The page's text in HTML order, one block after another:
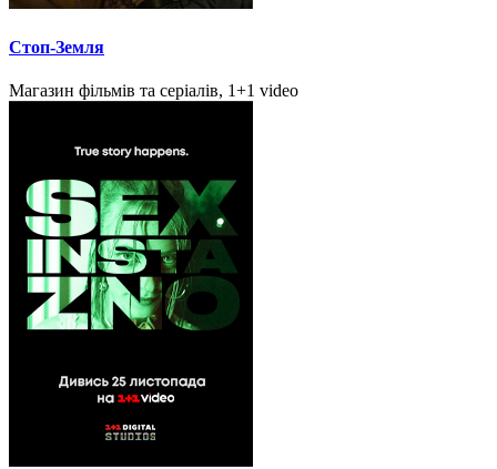
Стоп-Земля
Магазин фільмів та серіалів, 1+1 video